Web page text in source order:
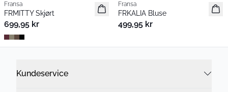
Nyhet
Fransa
FRMITTY Skjørt
699,95 kr
Nyhet
Fransa
FRKALIA Bluse
499,95 kr
Kundeservice